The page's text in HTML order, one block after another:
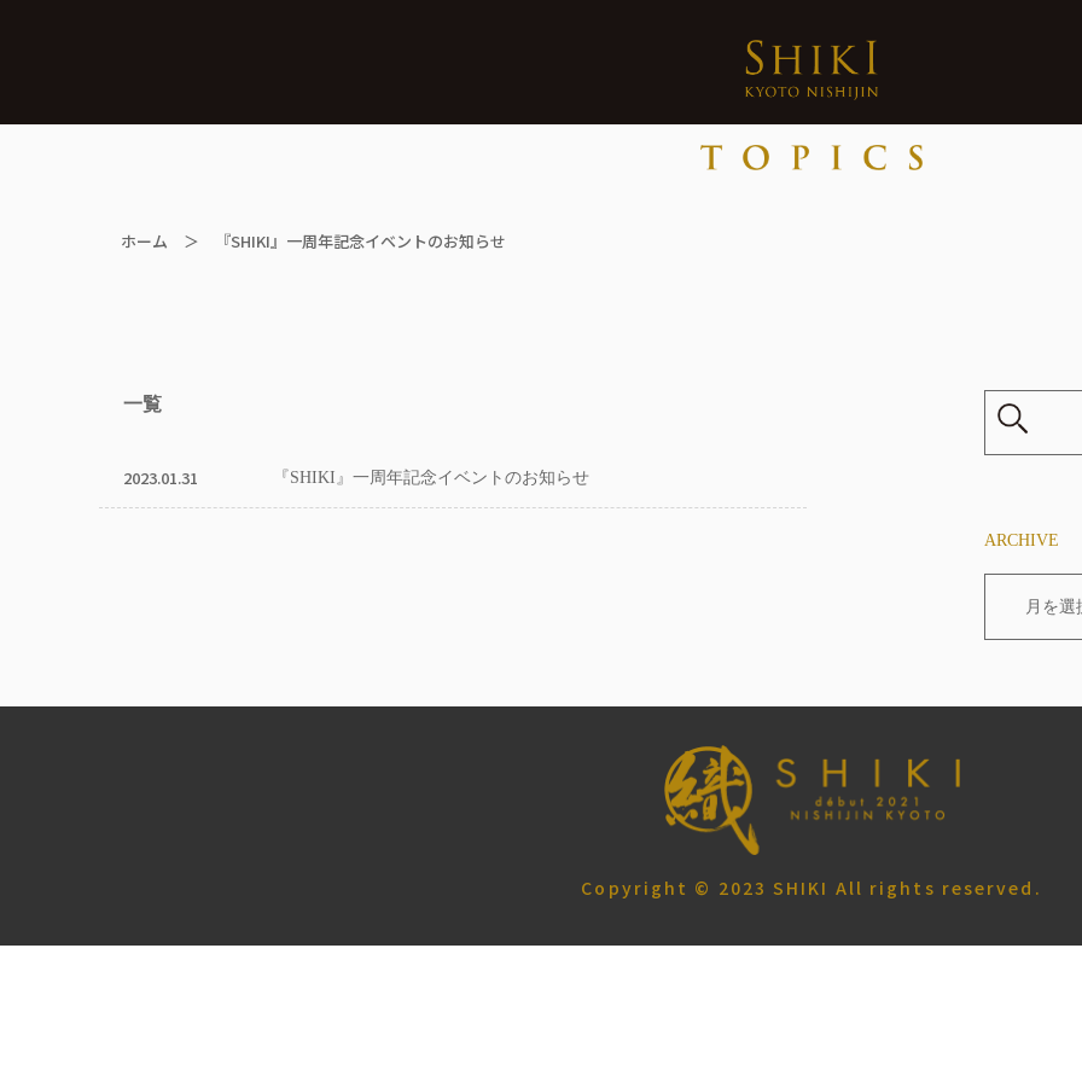
ホーム ＞ 『SHIKI』一周年記念イベントのお知らせ
一覧
2023.01.31 『SHIKI』一周年記念イベントのお知らせ
ARCHIVE
月を選
Copyright © 2023 SHIKI All rights reserved.